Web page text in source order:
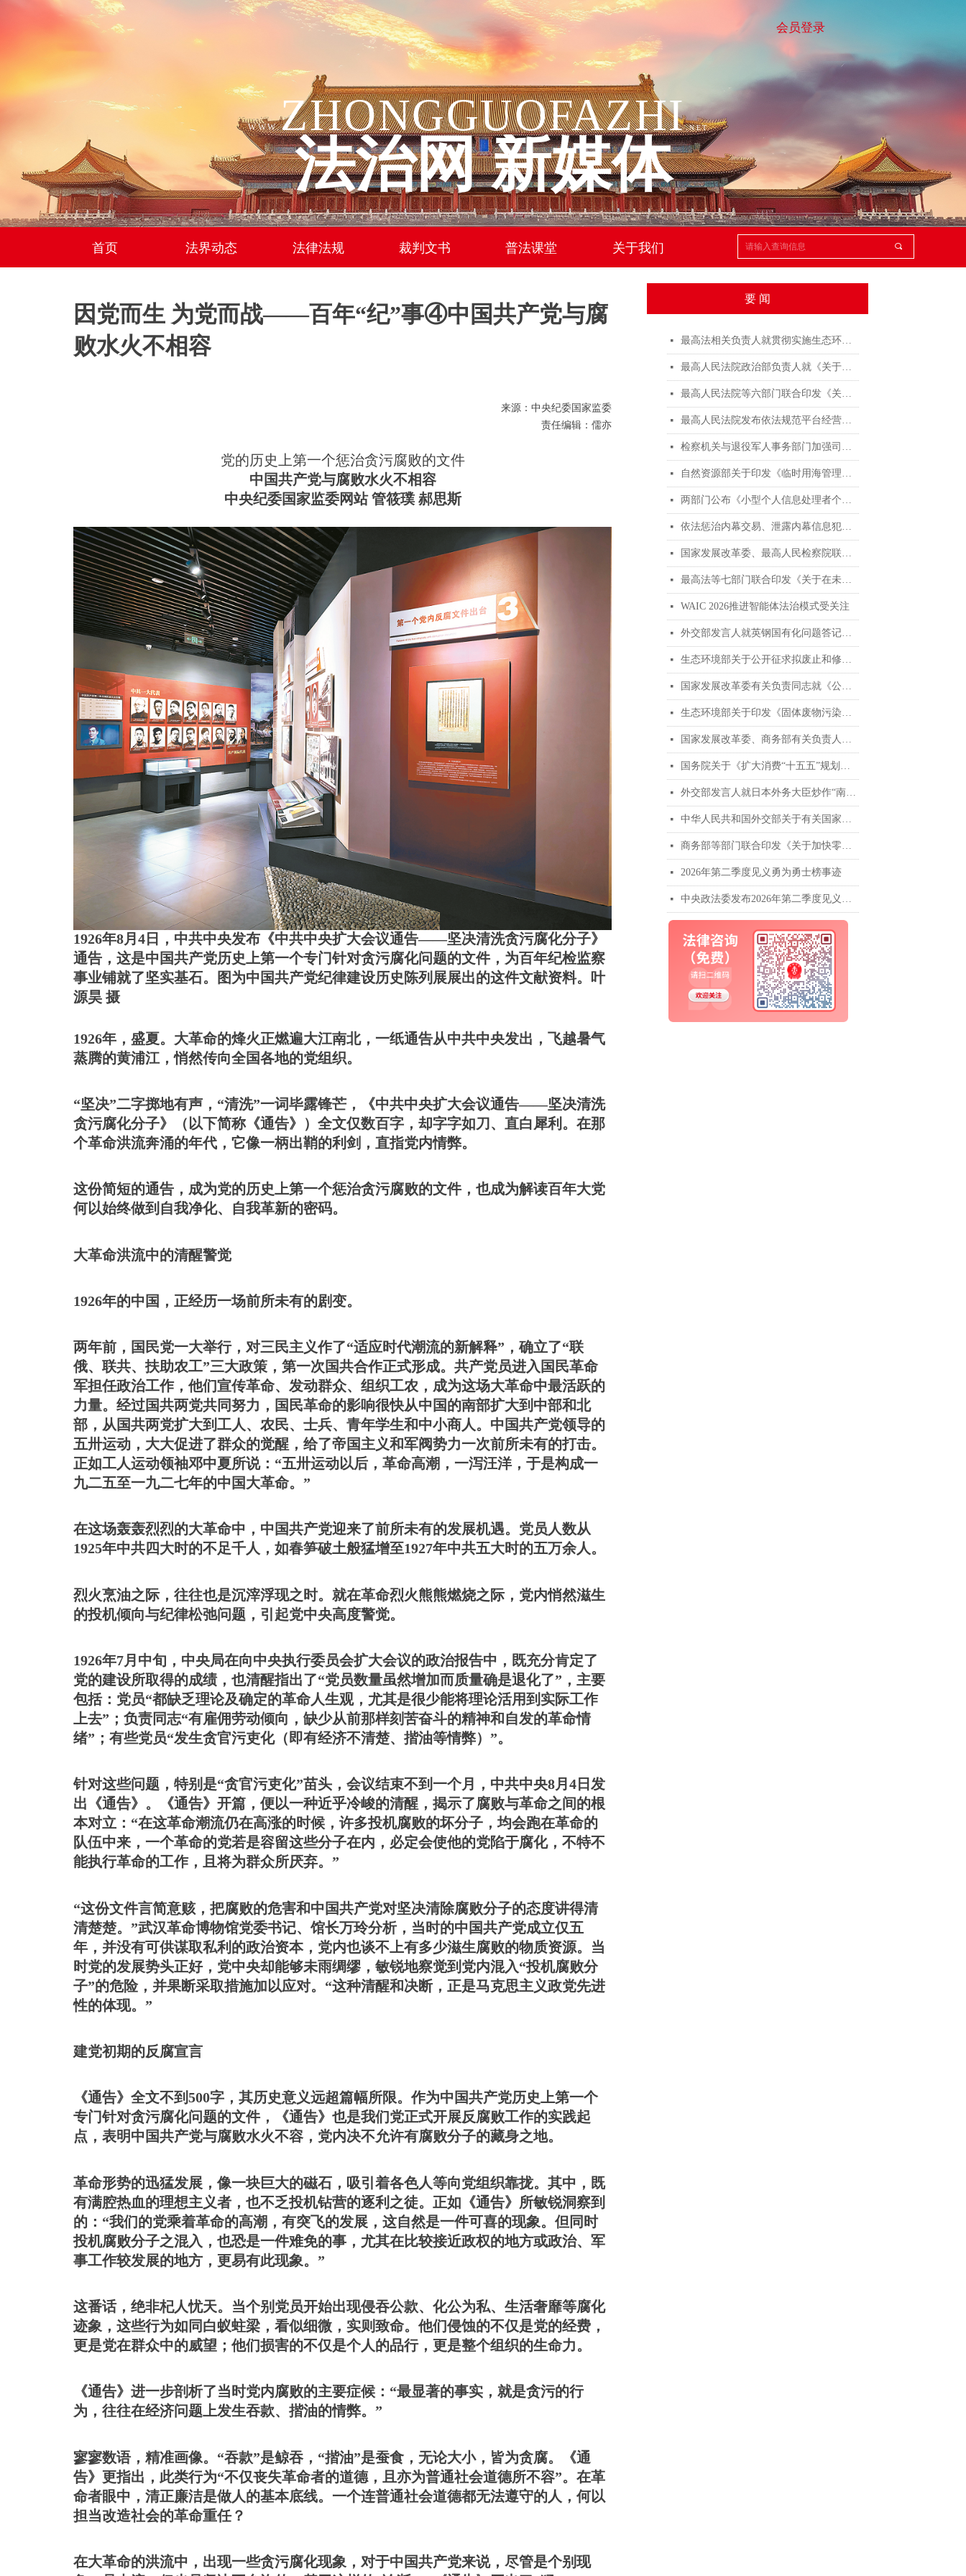
法治网 新媒体
WWW.ZHONGGUOFAZHI.NET
会员登录
끠
首页 法界动态 法律法规 裁判文书 普法课堂 关于我们
因党而生 为党而战——百年“纪”事④中国共产党与腐
败水火不相容
来源：中央纪委国家监委
责任编辑：儒亦
党的历史上第一个惩治贪污腐败的文件
中国共产党与腐败水火不相容
中央纪委国家监委网站 管筱璞 郝思斯
1926年8月4日，中共中央发布《中共中央扩大会议通告——坚决清洗贪污腐化分子》
通告，这是中国共产党历史上第一个专门针对贪污腐化问题的文件，为百年纪检监察
事业铺就了坚实基石。图为中国共产党纪律建设历史陈列展展出的这件文献资料。叶
源昊 摄
1926年，盛夏。大革命的烽火正燃遍大江南北，一纸通告从中共中央发出，飞越暑气
蒸腾的黄浦江，悄然传向全国各地的党组织。
“坚决”二字掷地有声，“清洗”一词毕露锋芒，《中共中央扩大会议通告——坚决清洗
贪污腐化分子》（以下简称《通告》）全文仅数百字，却字字如刀、直白犀利。在那
个革命洪流奔涌的年代，它像一柄出鞘的利剑，直指党内情弊。
这份简短的通告，成为党的历史上第一个惩治贪污腐败的文件，也成为解读百年大党
何以始终做到自我净化、自我革新的密码。
大革命洪流中的清醒警觉
1926年的中国，正经历一场前所未有的剧变。
两年前，国民党一大举行，对三民主义作了“适应时代潮流的新解释”，确立了“联
俄、联共、扶助农工”三大政策，第一次国共合作正式形成。共产党员进入国民革命
军担任政治工作，他们宣传革命、发动群众、组织工农，成为这场大革命中最活跃的
力量。经过国共两党共同努力，国民革命的影响很快从中国的南部扩大到中部和北
部，从国共两党扩大到工人、农民、士兵、青年学生和中小商人。中国共产党领导的
五卅运动，大大促进了群众的觉醒，给了帝国主义和军阀势力一次前所未有的打击。
正如工人运动领袖邓中夏所说：“五卅运动以后，革命高潮，一泻汪洋，于是构成一
九二五至一九二七年的中国大革命。”
在这场轰轰烈烈的大革命中，中国共产党迎来了前所未有的发展机遇。党员人数从
1925年中共四大时的不足千人，如春笋破土般猛增至1927年中共五大时的五万余人。
烈火烹油之际，往往也是沉滓浮现之时。就在革命烈火熊熊燃烧之际，党内悄然滋生
的投机倾向与纪律松弛问题，引起党中央高度警觉。
1926年7月中旬，中央局在向中央执行委员会扩大会议的政治报告中，既充分肯定了
党的建设所取得的成绩，也清醒指出了“党员数量虽然增加而质量确是退化了”，主要
包括：党员“都缺乏理论及确定的革命人生观，尤其是很少能将理论活用到实际工作
上去”；负责同志“有雇佣劳动倾向，缺少从前那样刻苦奋斗的精神和自发的革命情
绪”；有些党员“发生贪官污吏化（即有经济不清楚、揩油等情弊）”。
针对这些问题，特别是“贪官污吏化”苗头，会议结束不到一个月，中共中央8月4日发
出《通告》。《通告》开篇，便以一种近乎冷峻的清醒，揭示了腐败与革命之间的根
本对立：“在这革命潮流仍在高涨的时候，许多投机腐败的坏分子，均会跑在革命的
队伍中来，一个革命的党若是容留这些分子在内，必定会使他的党陷于腐化，不特不
能执行革命的工作，且将为群众所厌弃。”
“这份文件言简意赅，把腐败的危害和中国共产党对坚决清除腐败分子的态度讲得清
清楚楚。”武汉革命博物馆党委书记、馆长万玲分析，当时的中国共产党成立仅五
年，并没有可供谋取私利的政治资本，党内也谈不上有多少滋生腐败的物质资源。当
时党的发展势头正好，党中央却能够未雨绸缪，敏锐地察觉到党内混入“投机腐败分
子”的危险，并果断采取措施加以应对。“这种清醒和决断，正是马克思主义政党先进
性的体现。”
建党初期的反腐宣言
《通告》全文不到500字，其历史意义远超篇幅所限。作为中国共产党历史上第一个
专门针对贪污腐化问题的文件，《通告》也是我们党正式开展反腐败工作的实践起
点，表明中国共产党与腐败水火不容，党内决不允许有腐败分子的藏身之地。
革命形势的迅猛发展，像一块巨大的磁石，吸引着各色人等向党组织靠拢。其中，既
有满腔热血的理想主义者，也不乏投机钻营的逐利之徒。正如《通告》所敏锐洞察到
的： “我们的党乘着革命的高潮，有突飞的发展，这自然是一件可喜的现象。但同时
投机腐败分子之混入，也恐是一件难免的事，尤其在比较接近政权的地方或政治、军
事工作较发展的地方，更易有此现象。”
这番话，绝非杞人忧天。当个别党员开始出现侵吞公款、化公为私、生活奢靡等腐化
迹象，这些行为如同白蚁蛀梁，看似细微，实则致命。他们侵蚀的不仅是党的经费，
更是党在群众中的威望；他们损害的不仅是个人的品行，更是整个组织的生命力。
《通告》进一步剖析了当时党内腐败的主要症候： “最显著的事实，就是贪污的行
为，往往在经济问题上发生吞款、揩油的情弊。”
寥寥数语，精准画像。 “吞款”是鲸吞，“揩油”是蚕食，无论大小，皆为贪腐。《通
告》更指出，此类行为“不仅丧失革命者的道德，且亦为普通社会道德所不容”。在革
命者眼中，清正廉洁是做人的基本底线。一个连普通社会道德都无法遵守的人，何以
担当改造社会的革命重任？
在大革命的洪流中，出现一些贪污腐化现象，对于中国共产党来说，尽管是个别现
要 闻
넷 最高法相关负责人就贯彻实施生态环境法典暨司法解释清理工作答记者问
넷 最高人民法院政治部负责人就《关于进一步加强人民法院聘用制书记员管理工作的意见》答记者问
넷 最高人民法院等六部门联合印发《关于进一步加强人民法院聘用制书记员管理工作的意见》
넷 最高人民法院发布依法规范平台经营、保护消费者合法权益典型案例
넷 检察机关与退役军人事务部门加强司法救助协作典型案例
넷 自然资源部关于印发《临时用海管理办法》的通知
넷 两部门公布《小型个人信息处理者个人信息保护简化措施规定》
넷 依法惩治内幕交易、泄露内幕信息犯罪 加强资本市场法治建设 维护投资者合法权益 ——“两高”发布《关于修改〈最高人民法院、最高人民检察院关于办理内幕交易、泄露内幕信息刑事案件具体应用法律若干问题的解释〉的决定》
넷 国家发展改革委、最高人民检察院联合发布贯彻实施民营经济促进法典型案例（第二批）
넷 最高法等七部门联合印发《关于在未成年人司法保护工作中充分发挥银发力量的意见》
넷 WAIC 2026推进智能体法治模式受关注
넷 外交部发言人就英钢国有化问题答记者问
넷 生态环境部关于公开征求拟废止和修改部分规章意见的函
넷 国家发展改革委有关负责同志就《公共资源交易中心招标投标现场管理暂行办法》答记者问
넷 生态环境部关于印发《固体废物污染防治“十五五”规划》的通知
넷 国家发展改革委、商务部有关负责人就《扩大消费“十五五”规划》答记者问
넷 国务院关于《扩大消费“十五五”规划》的批复
넷 外交部发言人就日本外务大臣炒作“南海仲裁案裁决”出台十年 发表谈话
넷 中华人民共和国外交部关于有关国家炒作“南海仲裁案裁决”出台十年的声明
넷 商务部等部门联合印发《关于加快零售业创新发展的意见》
넷 2026年第二季度见义勇为勇士榜事迹
넷 中央政法委发布2026年第二季度见义勇为勇士榜